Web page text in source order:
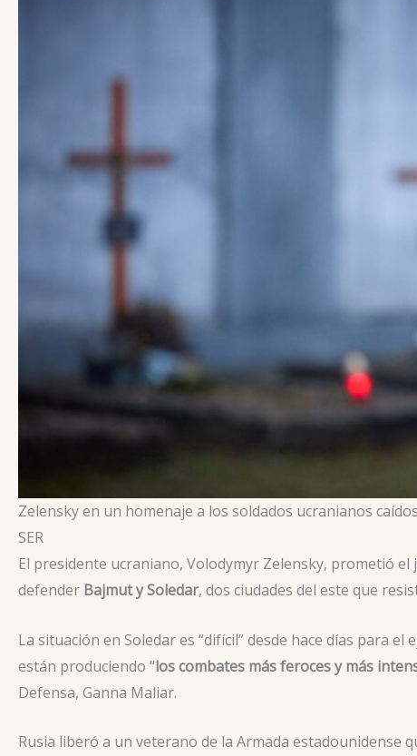
Zelensky en un homenaje a los soldados ucranianos
SER
El presidente ucraniano, Volodymyr Zelensky, prometió el
defender Bajmut y Soledar, dos ciudades del este que
La situación en Soledar es “difícil” desde hace días para
están produciendo “los combates más feroces y más
Defensa, Ganna Maliar.
Rusia liberó a un veterano de la Armada